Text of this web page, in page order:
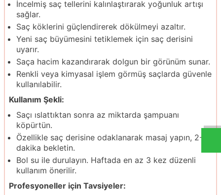
İncelmiş saç tellerini kalınlaştırarak yoğunluk artışı
sağlar.
Saç köklerini güçlendirerek dökülmeyi azaltır.
Yeni saç büyümesini tetiklemek için saç derisini
uyarır.
Saça hacim kazandırarak dolgun bir görünüm sunar.
Renkli veya kimyasal işlem görmüş saçlarda güvenle
kullanılabilir.
Kullanım Şekli:
Saçı ıslattıktan sonra az miktarda şampuanı
köpürtün.
Özellikle saç derisine odaklanarak masaj yapın, 2-3
dakika bekletin.
Bol su ile durulayın. Haftada en az 3 kez düzenli
kullanım önerilir.
Profesyoneller için Tavsiyeler: